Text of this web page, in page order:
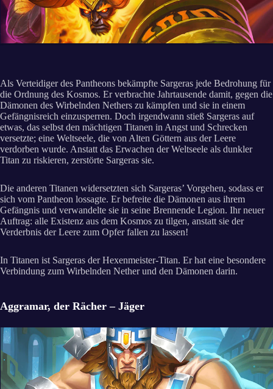
Als Verteidiger des Pantheons bekämpfte Sargeras jede Bedrohung für
die Ordnung des Kosmos. Er verbrachte Jahrtausende damit, gegen die
Dämonen des Wirbelnden Nethers zu kämpfen und sie in einem
Gefängnisreich einzusperren. Doch irgendwann stieß Sargeras auf
etwas, das selbst den mächtigen Titanen in Angst und Schrecken
versetzte; eine Weltseele, die von Alten Göttern aus der Leere
verdorben wurde. Anstatt das Erwachen der Weltseele als dunkler
Titan zu riskieren, zerstörte Sargeras sie.
Die anderen Titanen widersetzten sich Sargeras’ Vorgehen, sodass er
sich vom Pantheon lossagte. Er befreite die Dämonen aus ihrem
Gefängnis und verwandelte sie in seine Brennende Legion. Ihr neuer
Auftrag: alle Existenz aus dem Kosmos zu tilgen, anstatt sie der
Verderbnis der Leere zum Opfer fallen zu lassen!
In Titanen ist Sargeras der Hexenmeister-Titan. Er hat eine besondere
Verbindung zum Wirbelnden Nether und den Dämonen darin.
Aggramar, der Rächer – Jäger